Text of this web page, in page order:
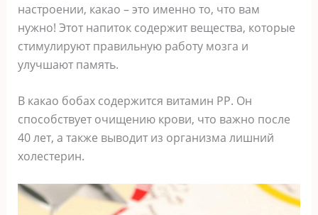
настроении, какао – это именно то, что вам
нужно! Этот напиток содержит вещества, которые
стимулируют правильную работу мозга и
улучшают память.
В какао бобах содержится витамин РР. Он
способствует очищению крови, что важно после
40 лет, а также выводит из организма лишний
холестерин.